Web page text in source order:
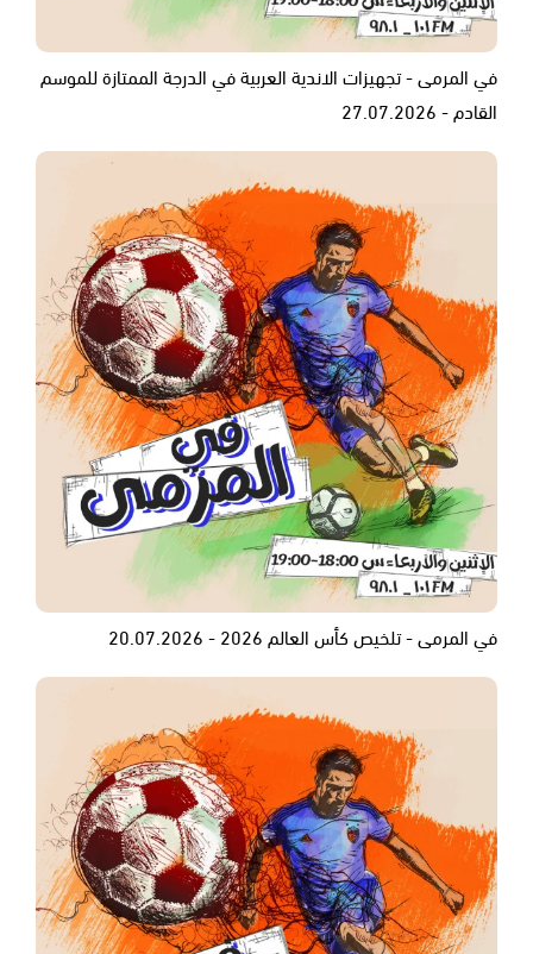
في المرمى - تجهيزات الاندية العربية في الدرجة الممتازة للموسم
القادم - 27.07.2026
في المرمى - تلخيص كأس العالم 2026 - 20.07.2026